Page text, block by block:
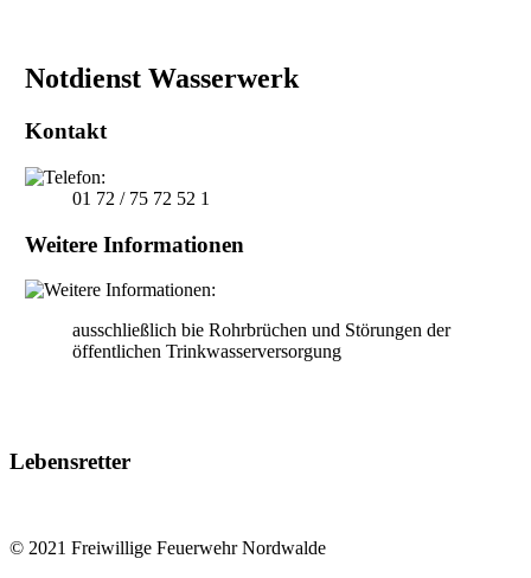
Notdienst Wasserwerk
Kontakt
01 72 / 75 72 52 1
Weitere Informationen
ausschließlich bie Rohrbrüchen und Störungen der
öffentlichen Trinkwasserversorgung
Lebensretter
© 2021 Freiwillige Feuerwehr Nordwalde